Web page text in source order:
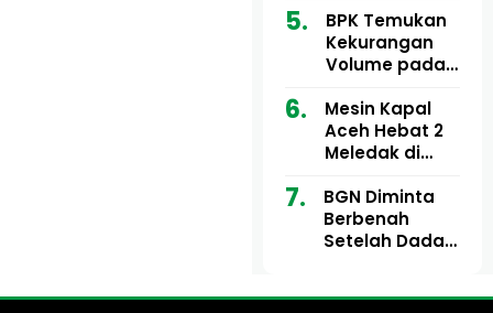
Miliar Tuai
Sorotan, Publik
Pertanyakan
Anggaran
BPK Temukan
Kekurangan
Volume pada
Aceh Utara
Tahun 2024,
Pengembalian
Sepenuhnya
Tuntas
Mesin Kapal
Aceh Hebat 2
Meledak di
Ulee Lheue, 14
Orang Derita
Luka Bakar
BGN Diminta
Berbenah
Setelah Dadan